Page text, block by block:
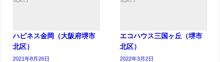
ハピネス金岡（大阪府堺市
北区）
2021年8月26日
エコハウス三国ヶ丘（堺市
北区）
2022年3月2日